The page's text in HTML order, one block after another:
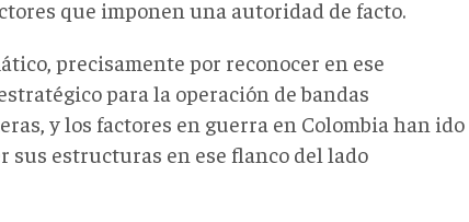
que imponen una autoridad de facto.
precisamente por reconocer en ese
para la operación de bandas
y los factores en guerra en Colombia han ido
sus estructuras en ese flanco del lado